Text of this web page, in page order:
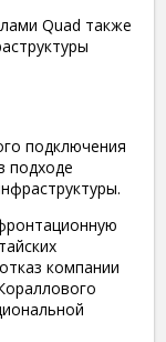
Quad также
подключения
подходе
компании